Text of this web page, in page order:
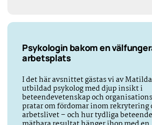
Psykologin bakom en
arbetsplats
I det här avsnittet gästas vi av
utbildad psykolog med djup insikt i
beteendevetenskap och
pratar om fördomar inom rekrytering
arbetslivet – och hur tydliga